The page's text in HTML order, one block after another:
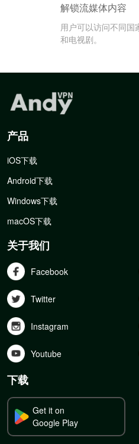
解锁流媒体内容
用户可以访问不同国
和电视剧。
产品
iOS下载
Android下载
Windows下载
macOS下载
关于我们
Facebook
Twitter
Instagram
Youtube
下载
Get it on
Google Play